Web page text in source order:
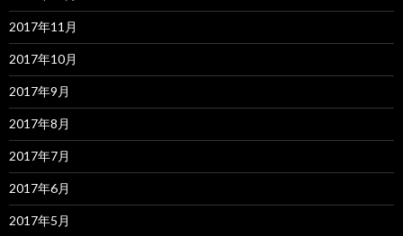
2017年11月
2017年10月
2017年9月
2017年8月
2017年7月
2017年6月
2017年5月